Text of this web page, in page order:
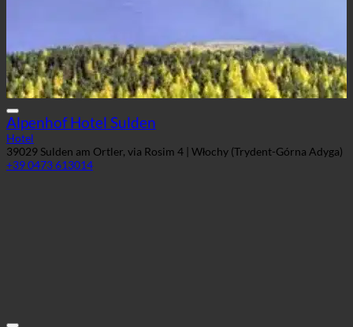
Alpenhof Hotel Sulden
Hotel
39029 Sulden am Ortler, via Rosim 4 | Włochy (Trydent-Górna Adyga)
+39 0473 613014